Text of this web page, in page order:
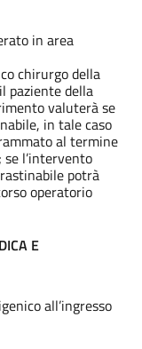
in area
chirurgo della
paziente della
valuterà se
in tale caso
al termine
l’intervento
potrà
operatorio
E
all’ingresso